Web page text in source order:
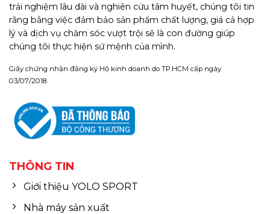
trải nghiệm lâu dài và nghiên cứu tâm huyết, chúng tôi tin
rằng bằng việc đảm bảo sản phẩm chất lượng, giá cả hợp
lý và dịch vụ chăm sóc vượt trội sẽ là con đường giúp
chúng tôi thực hiện sứ mệnh của mình.
Giấy chứng nhận đăng ký Hộ kinh doanh do TP.HCM cấp ngày
03/07/2018.
THÔNG TIN
Giới thiệu YOLO SPORT
Nhà máy sản xuất